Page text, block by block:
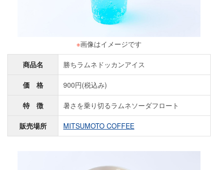
※画像はイメージです
商品名 勝ちラムネドッカンアイス
価 格 900円(税込み)
特 徴 暑さを乗り切るラムネソーダフロート
販売場所 MITSUMOTO COFFEE